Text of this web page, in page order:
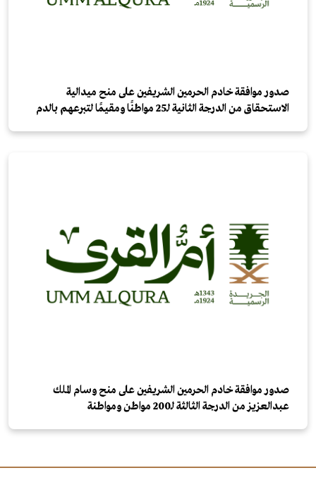
صدور موافقة خادم الحرمين الشريفين على منح ميدالية
الاستحقاق من الدرجة الثانية لـ25 مواطنًا ومقيمًا لتبرعهم بالدم
صدور موافقة خادم الحرمين الشريفين على منح وسام الملك
عبدالعزيز من الدرجة الثالثة لـ200 مواطن ومواطنة